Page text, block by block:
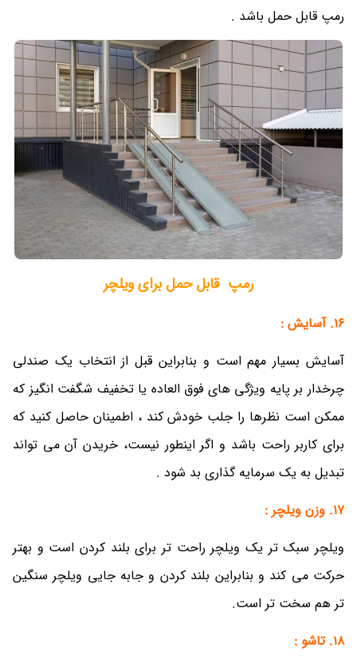
رمپ قابل حمل باشد .
رمپ قابل حمل برای ویلچر
16. آسایش :
آسایش بسیار مهم است و بنابراین قبل از انتخاب یک صندلی
چرخدار بر پایه ویژگی های فوق العاده یا تخفیف شگفت انگیز که
ممکن است نظرها را جلب خودش کند ، اطمینان حاصل کنید که
برای کاربر راحت باشد و اگر اینطور نیست، خریدن آن می تواند
تبدیل به یک سرمایه گذاری بد شود .
17. وزن ویلچر :
ویلچر سبک تر یک ویلچر راحت تر برای بلند کردن است و بهتر
حرکت می کند و بنابراین بلند کردن و جابه جایی ویلچر سنگین
تر هم سخت تر است.
18. تاشو :